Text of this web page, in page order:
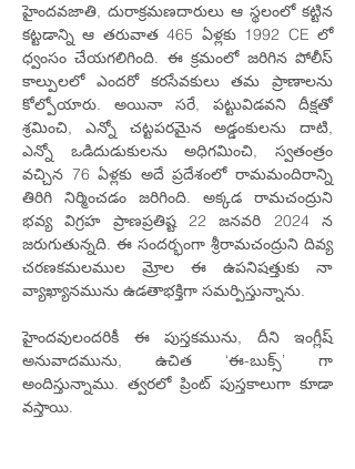
హైందవజాతి, దురాక్రమణదారులు ఆ స్థలంలో కట్టిన
కట్టడాన్ని ఆ తరువాత 465 ఏళ్లకు 1992 CE లో
ధ్వంసం చేయగలిగింది. ఈ క్రమంలో జరిగిన పోలీస్
కాల్పులలో ఎందరో కరసేవకులు తమ ప్రాణాలను
కోల్పోయారు. అయినా సరే, పట్టువిడవని దీక్షతో
శ్రమించి, ఎన్నో చట్టపరమైన అడ్డంకులను దాటి,
ఎన్నో ఒడిదుడుకులను అధిగమించి, స్వతంత్రం
వచ్చిన 76 ఏళ్లకు అదే ప్రదేశంలో రామమందిరాన్ని
తిరిగి నిర్మించడం జరిగింది. అక్కడ రామచంద్రుని
భవ్య విగ్రహ ప్రాణప్రతిష్ట 22 జనవరి 2024 న
జరుగుతున్నది. ఈ సందర్భంగా శ్రీరామచంద్రుని దివ్య
చరణకమలముల మ్రోల ఈ ఉపనిషత్తుకు నా
వ్యాఖ్యానమును ఉడతాభక్తిగా సమర్పిస్తున్నాను.
హైందవులందరికీ ఈ పుస్తకమును, దీని ఇంగ్లీష్
అనువాదమును, ఉచిత ‘ఈ-బుక్స్’ గా
అందిస్తున్నాము. త్వరలో ప్రింట్ పుస్తకాలుగా కూడా
వస్తాయి.